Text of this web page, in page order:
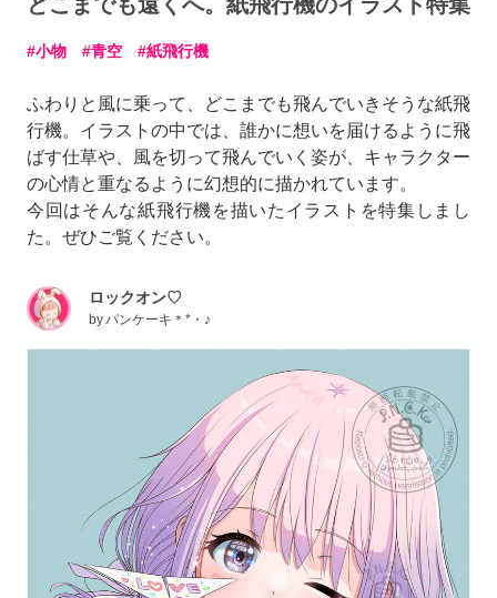
小物 青空 紙飛行機
ふわりと風に乗って、どこまでも飛んでいきそうな紙飛
行機。イラストの中では、誰かに想いを届けるように飛
ばす仕草や、風を切って飛んでいく姿が、キャラクター
の心情と重なるように幻想的に描かれています。
今回はそんな紙飛行機を描いたイラストを特集しまし
た。ぜひご覧ください。
ロックオン♡
byパンケーキ＊*・♪